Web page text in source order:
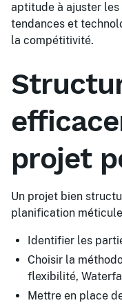
aptitude à ajuster
tendances et
la compétitivité.
projet
Un projet bien
planification
Identifier les
Choisir la
flexibilité,
Mettre en place